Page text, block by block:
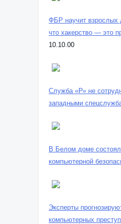
ФБР научит взрослых
что хакерство — это
10.10.00
Служба «Р» не
западными
В Белом доме
компьютерной
Эксперты
компьютерных